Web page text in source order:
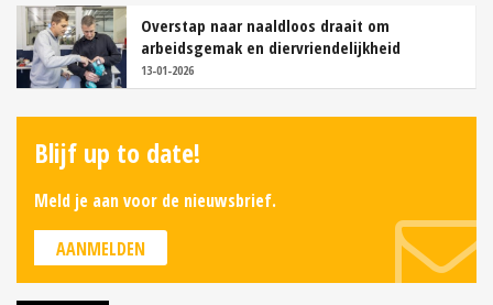
Overstap naar naaldloos draait om
arbeidsgemak en diervriendelijkheid
13-01-2026
Blijf up to date!
Meld je aan voor de nieuwsbrief.
AANMELDEN